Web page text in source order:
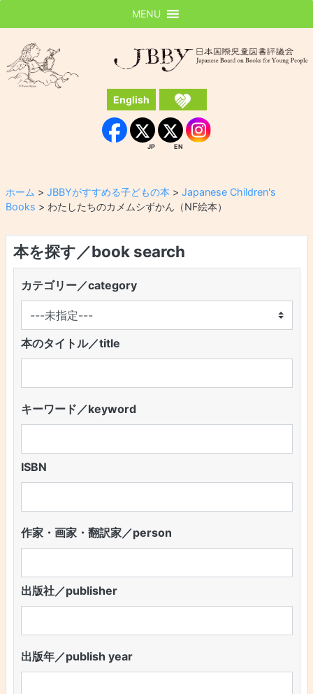
JBBY
English
Facebook
JP
JP
EN
EN Instagram
MENU
ホーム > JBBYがすすめる子どもの本 > Japanese Children's
Books > わたしたちのカメムシずかん（NF絵本）
本を探す／book search
カテゴリー／category
本のタイトル／title
キーワード／keyword
ISBN
作家・画家・翻訳家／person
出版社／publisher
出版年／publish year